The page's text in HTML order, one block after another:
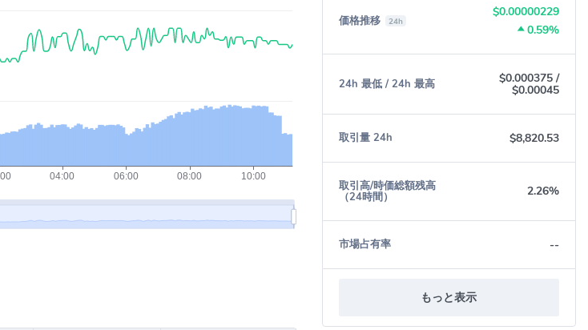
価格推移 24h
$0.00000229
0.59%
24h 最低 / 24h 最高 $0.000375 /
$0.00045
取引量 24h $8,820.53
取引高/時価総額残高
（24時間） 2.26%
市場占有率 --
もっと表示